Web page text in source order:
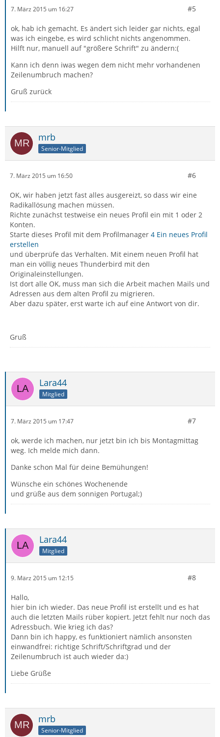
7. März 2015 um 16:27 #5
ok, hab ich gemacht. Es ändert sich leider gar nichts, egal
was ich eingebe, es wird schlicht nichts angenommen.
Hilft nur, manuell auf "größere Schrift" zu ändern:(
Kann ich denn iwas wegen dem nicht mehr vorhandenen
Zeilenumbruch machen?
Gruß zurück
mrb
Senior-Mitglied
7. März 2015 um 16:50 #6
OK, wir haben jetzt fast alles ausgereizt, so dass wir eine
Radikallösung machen müssen.
Richte zunächst testweise ein neues Profil ein mit 1 oder 2
Konten.
Starte dieses Profil mit dem Profilmanager 4 Ein neues Profil
erstellen
und überprüfe das Verhalten. Mit einem neuen Profil hat
man ein völlig neues Thunderbird mit den
Originaleinstellungen.
Ist dort alle OK, muss man sich die Arbeit machen Mails und
Adressen aus dem alten Profil zu migrieren.
Aber dazu später, erst warte ich auf eine Antwort von dir.
Gruß
Lara44
Mitglied
7. März 2015 um 17:47 #7
ok, werde ich machen, nur jetzt bin ich bis Montagmittag
weg. Ich melde mich dann.
Danke schon Mal für deine Bemühungen!
Wünsche ein schönes Wochenende
und grüße aus dem sonnigen Portugal;)
Lara44
Mitglied
9. März 2015 um 12:15 #8
Hallo,
hier bin ich wieder. Das neue Profil ist erstellt und es hat
auch die letzten Mails rüber kopiert. Jetzt fehlt nur noch das
Adressbuch. Wie krieg ich das?
Dann bin ich happy, es funktioniert nämlich ansonsten
einwandfrei: richtige Schrift/Schriftgrad und der
Zeilenumbruch ist auch wieder da:)
Liebe Grüße
mrb
Senior-Mitglied